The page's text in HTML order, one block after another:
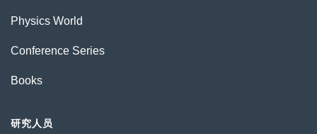
Physics World
Conference Series
Books
研究人员